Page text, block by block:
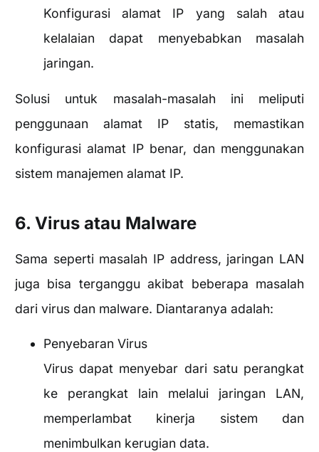
Konfigurasi alamat IP yang salah atau
kelalaian dapat menyebabkan masalah
jaringan.
Solusi untuk masalah-masalah ini meliputi
penggunaan alamat IP statis, memastikan
konfigurasi alamat IP benar, dan menggunakan
sistem manajemen alamat IP.
6. Virus atau Malware
Sama seperti masalah IP address, jaringan LAN
juga bisa terganggu akibat beberapa masalah
dari virus dan malware. Diantaranya adalah:
Penyebaran Virus
Virus dapat menyebar dari satu perangkat
ke perangkat lain melalui jaringan LAN,
memperlambat kinerja sistem dan
menimbulkan kerugian data.